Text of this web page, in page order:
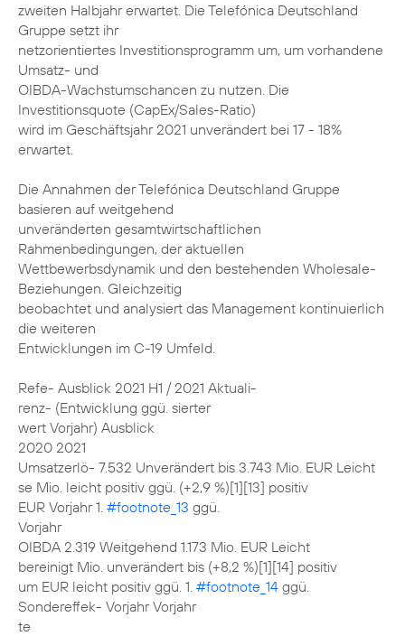
zweiten Halbjahr erwartet. Die Telefónica Deutschland
Gruppe setzt ihr
netzorientiertes Investitionsprogramm um, um vorhandene
Umsatz- und
OIBDA-Wachstumschancen zu nutzen. Die
Investitionsquote (CapEx/Sales-Ratio)
wird im Geschäftsjahr 2021 unverändert bei 17 - 18%
erwartet.
Die Annahmen der Telefónica Deutschland Gruppe
basieren auf weitgehend
unveränderten gesamtwirtschaftlichen
Rahmenbedingungen, der aktuellen
Wettbewerbsdynamik und den bestehenden Wholesale-
Beziehungen. Gleichzeitig
beobachtet und analysiert das Management kontinuierlich
die weiteren
Entwicklungen im C-19 Umfeld.
Refe- Ausblick 2021 H1 / 2021 Aktuali-
renz- (Entwicklung ggü. sierter
wert Vorjahr) Ausblick
2020 2021
Umsatzerlö- 7.532 Unverändert bis 3.743 Mio. EUR Leicht
se Mio. leicht positiv ggü. (+2,9 %)[1][13] positiv
EUR Vorjahr 1. #footnote_13 ggü.
Vorjahr
OIBDA 2.319 Weitgehend 1.173 Mio. EUR Leicht
bereinigt Mio. unverändert bis (+8,2 %)[1][14] positiv
um EUR leicht positiv ggü. 1. #footnote_14 ggü.
Sondereffek- Vorjahr Vorjahr
te